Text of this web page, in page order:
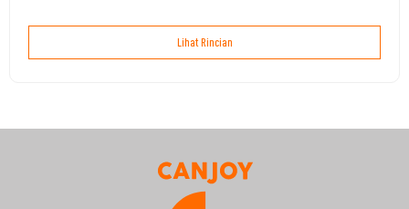
Lihat Rincian